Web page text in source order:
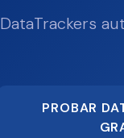
DataTrackers
PROBAR